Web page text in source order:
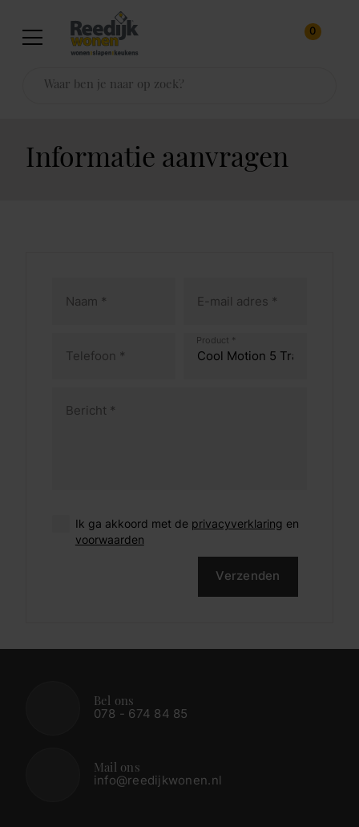
0
Informatie aanvragen
Product *
Ik ga akkoord met de privacyverklaring en
voorwaarden
Verzenden
Bel ons
078 - 674 84 85
Mail ons
info@reedijkwonen.nl